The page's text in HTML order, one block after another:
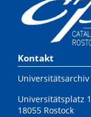
Kontakt
Universitätsarchiv
Universitätsplatz 1
18055 Rostock